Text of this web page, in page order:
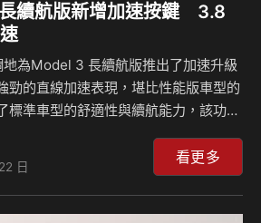
續航版新增加速按鍵 3.8
為Model 3 長續航版推出了加速升級
勁的直線加速表現，堪比性能版車型的
標準車型的舒適性與續航能力，該功能
了特斯拉對於軟體升級提升性能的創新
速升級功能將Model 3長續航版的 百公
的4.4秒縮短至3.8秒，顯著提升了車輛
日
看更多